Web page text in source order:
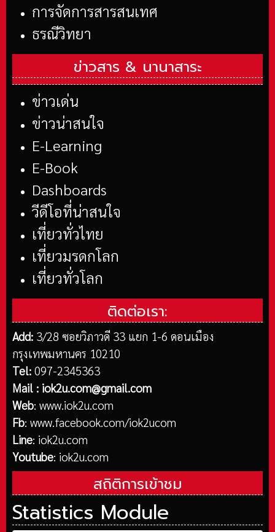
การจัดการสารสนเทศ
ธรณีวิทยา
ข่าวสาร & นานาสาระ
ข่าวเด่น
ข่าวน่าสนใจ
E-Learning
E-Book
Dashboards
วีดีโอที่น่าสนใจ
เที่ยวทั่วไทย
เที่ยวมรดกโลก
เที่ยวทั่วโลก
ติดต่อเรา:
Add: 3/28 ซอยวิภาวดี 33 แยก 1-6 ดอนเมือง
กรุงเทพมหานคร 10210
Tel: 097-2345363
Mail : iok2u.com@gmail.com
Web: www.iok2u.com
Fb: www.facebook.com/iok2ucom
Line: iok2u.com
Youtube: iok2u.com
สถิติการเข้าชม
Statistics Module